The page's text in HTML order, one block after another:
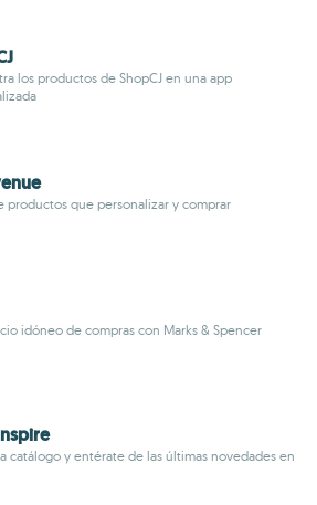
los productos de ShopCJ en una app
productos que personalizar y comprar
idóneo de compras con Marks & Spencer
catálogo y entérate de las últimas novedades en